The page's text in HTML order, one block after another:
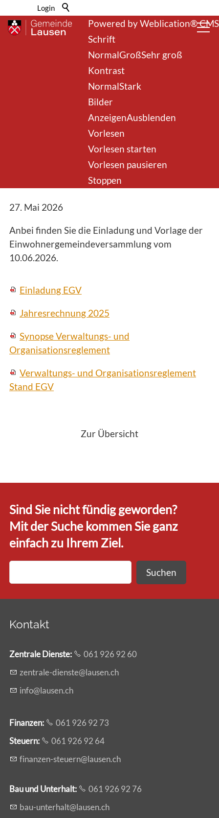
Powered by Weblication® CMS
Schrift
NormalGroßSehr groß
Kontrast
NormalStark
Bilder
AnzeigenAusblenden
Vorlesen
Vorlesen starten
Vorlesen pausieren
Stoppen
Login
Einladung und Vorlage
Gemeindeversammlung
vom 10.06.2026
27. Mai 2026
Anbei finden Sie die Einladung und Vorlage der
Einwohnergemeindeversammlung vom
10.06.2026.
Einladung EGV
Jahresrechnung 2025
Synopse Verwaltungs- und
Organisationsreglement
Verwaltungs- und Organisationsreglement
Stand EGV
Zur Übersicht
Sind Sie nicht fündig geworden?
Mit der Suche kommen Sie ganz
einfach zu Ihrem Ziel.
Suchen
Kontakt
Zentrale Dienste:
061 926 92 60
z ntr l -d nst l s nch
nf
l s nch
Finanzen:
061 926 92 73
Steuern:
061 926 92 64
f n nz n-st rn l s nch
Bau und Unterhalt:
061 926 92 76
b
- nt rh lt l s nch